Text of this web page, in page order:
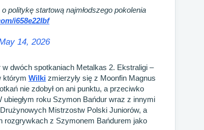
politykę startową najmłodszego pokolenia
i658e22Ibf
14, 2026
dwóch spotkaniach Metalkas 2. Ekstraligi –
którym Wilki zmierzyły się z Moonfin Magnus
nie zdobył on ani punktu, a przeciwko
roku Szymon Bańdur wraz z innymi
Mistrzostw Polski Juniorów, a
rozgrywkach z Szymonem Bańdurem jako